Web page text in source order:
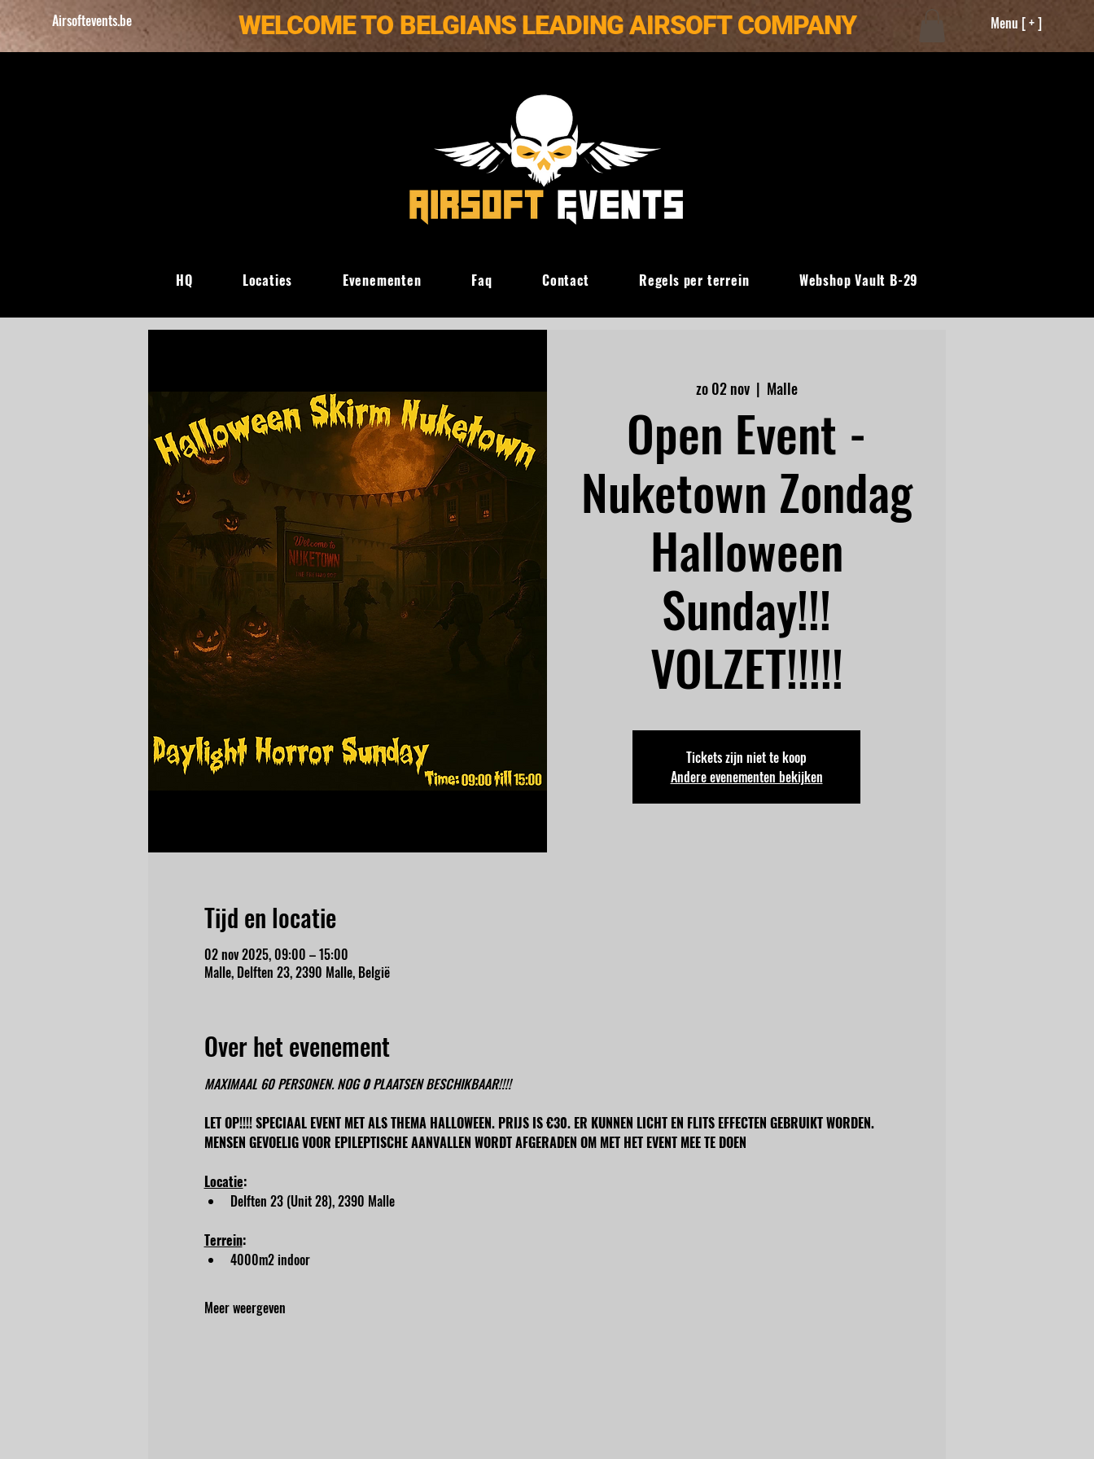
Airsoftevents.be Menu [ + ]
WELCOME TO BELGIANS LEADING AIRSOFT COMPANY
zo 02 nov
  |
Malle
Open Event -
Nuketown Zondag
Halloween
Sunday!!!
VOLZET!!!!!
Tickets zijn niet te koop
Andere evenementen bekijken
Tijd en locatie
02 nov 2025, 09:00 – 15:00
Malle, Delften 23, 2390 Malle, België
Over het evenement
MAXIMAAL 60 PERSONEN. NOG 0 PLAATSEN BESCHIKBAAR!!!!
LET OP!!!! SPECIAAL EVENT MET ALS THEMA HALLOWEEN. PRIJS IS €30. ER KUNNEN LICHT EN FLITS EFFECTEN GEBRUIKT WORDEN.
MENSEN GEVOELIG VOOR EPILEPTISCHE AANVALLEN WORDT AFGERADEN OM MET HET EVENT MEE TE DOEN
Locatie:
Delften 23 (Unit 28), 2390 Malle
Terrein:
4000m2 indoor
Meer weergeven
HQ Locaties Evenementen Faq Contact Regels per terrein Webshop Vault B-29